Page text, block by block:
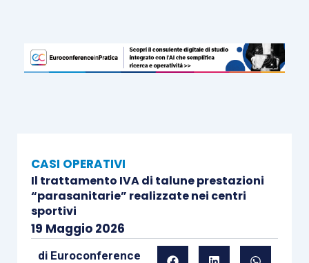
CASI OPERATIVI
Il trattamento IVA di talune prestazioni
“parasanitarie” realizzate nei centri
sportivi
19 Maggio 2026
di Euroconference